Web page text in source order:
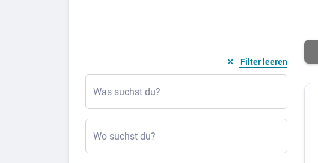
Filter leeren
Was suchst du?
Wo suchst du?